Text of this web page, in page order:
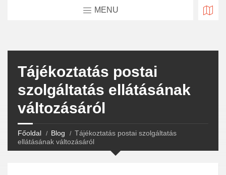
MENU
Tájékoztatás postai
szolgáltatás ellátásának
változásáról
Főoldal Blog
Tájékoztatás postai szolgáltatás
ellátásának változásáról